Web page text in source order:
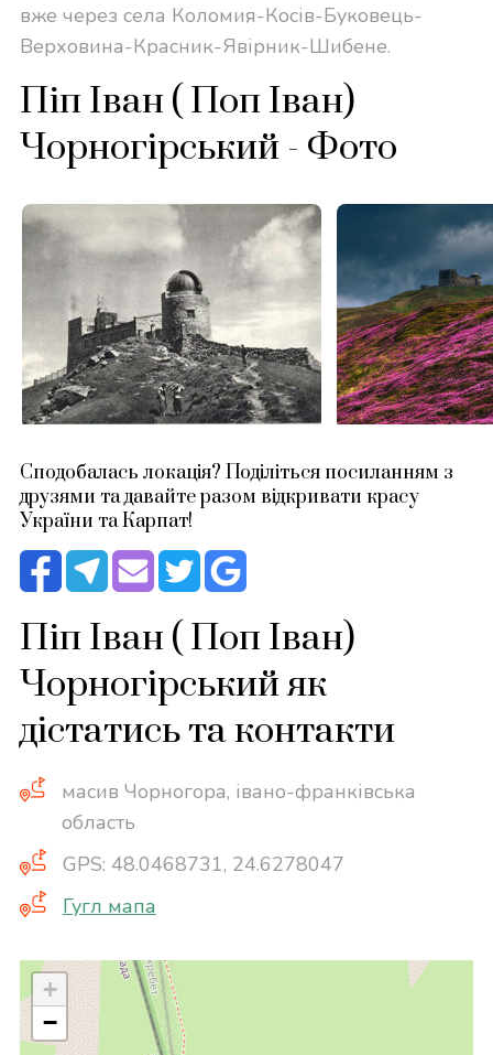
вже через села Коломия-Косів-Буковець-
Верховина-Красник-Явірник-Шибене.
Піп Іван ( Поп Іван)
Чорногірський - Фото
Сподобалась локація? Поділіться посиланням з
друзями та давайте разом відкривати красу
України та Карпат!
Піп Іван ( Поп Іван)
Чорногірський як
дістатись та контакти
масив Чорногора, івано-франківська
область
GPS: 48.0468731, 24.6278047
Гугл мапа
+
−